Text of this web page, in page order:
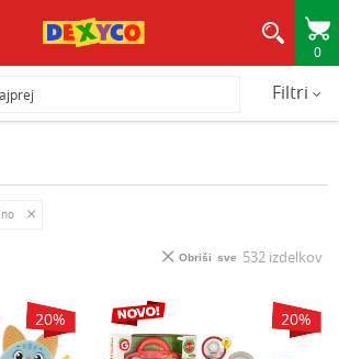
0
Filtri
532 izdelkov
Obriši sve
20% 20%